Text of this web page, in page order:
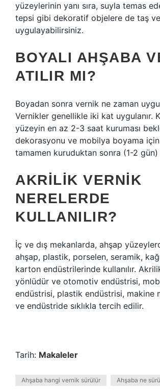
yüzeylerinin yanı sıra, suyla temas
tepsi gibi dekoratif objelere de taş
uygulayabilirsiniz.
BOYALI AHŞABA
ATILIR MI?
Boyadan sonra vernik ne zaman
Vernikler genellikle iki kat uygulanır.
yüzeyin en az 2-3 saat kuruması
dekorasyonu ve mobilya boyama
tamamen kuruduktan sonra (1-2
AKRILIK VERNIK
NERELERDE
KULLANILIR?
İç ve dış mekanlarda, ahşap
ahşap, plastik, porselen, seramik,
karton endüstrilerinde kullanılır.
yönlüdür ve otomotiv endüstrisi,
endüstrisi, plastik endüstrisi, makine
ve endüstride sıklıkla tercih edilir.
Tarih: Makaleler
Ahşaba hangi vernik sürülür Ahşaba ne